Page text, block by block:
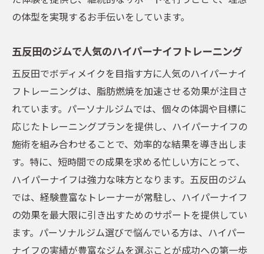
の体型を実現するお手伝いをしています。
五反田のジムで人気のハイパーナイフトレーニング
五反田でボディメイクを目指す方に人気のハイパーナイ
フトレーニングは、脂肪燃焼を加速させる効果が注目さ
れています。パーソナルジムでは、個々の体調や目標に
応じたトレーニングプランを提供し、ハイパーナイフの
施術を組み合わせることで、効率的な結果を導き出しま
す。特に、短時間での成果を求める忙しい方にとって、
ハイパーナイフは強力な味方となります。五反田のジム
では、経験豊富なトレーナーが常駐し、ハイパーナイフ
の効果を最大限に引き出すためのサポートを提供してい
ます。パーソナルジム選びで悩んでいる方は、ハイパー
ナイフの実績が豊富なジムを選ぶことが成功への第一歩